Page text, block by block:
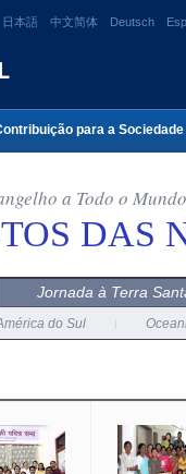
日本語 中文简体 Deutsch
para a Sociedade
a Todo o
DAS
Jornada à Terra
do Sul